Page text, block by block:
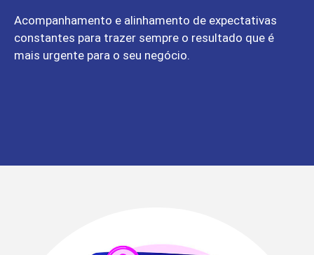
Acompanhamento e alinhamento de expectativas
constantes para trazer sempre o resultado que é
mais urgente para o seu negócio.